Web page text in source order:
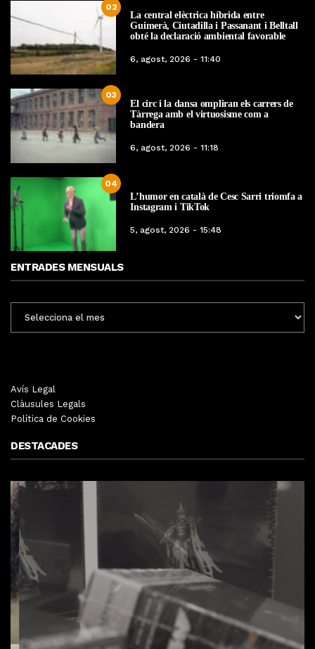
02
La central elèctrica híbrida entre
Guimerà, Ciutadilla i Passanant i Belltall
obté la declaració ambiental favorable
6, agost, 2026 - 11:40
03
El circ i la dansa ompliran els carrers de
Tàrrega amb el virtuosisme com a
bandera
6, agost, 2026 - 11:18
04
L’humor en català de Cesc Sarri triomfa a
Instagram i TikTok
5, agost, 2026 - 15:48
ENTRADES MENSUALS
MENSUALS
Avís Legal
Clàusules Legals
Política de Cookies
DESTACADES